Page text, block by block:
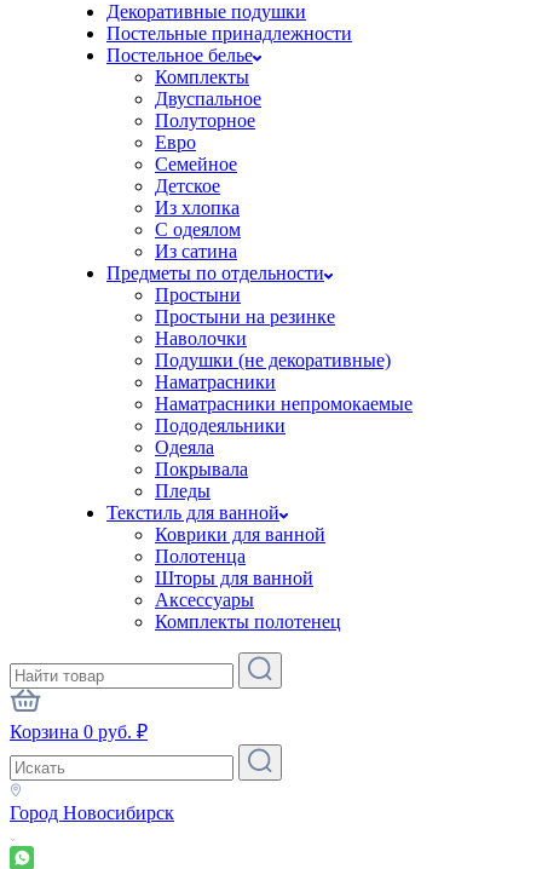
Декоративные подушки
Постельные принадлежности
Постельное белье
Комплекты
Двуспальное
Полуторное
Евро
Семейное
Детское
Из хлопка
С одеялом
Из сатина
Предметы по отдельности
Простыни
Простыни на резинке
Наволочки
Подушки (не декоративные)
Наматрасники
Наматрасники непромокаемые
Пододеяльники
Одеяла
Покрывала
Пледы
Текстиль для ванной
Коврики для ванной
Полотенца
Шторы для ванной
Аксессуары
Комплекты полотенец
Корзина 0 руб. ₽
Город Новосибирск